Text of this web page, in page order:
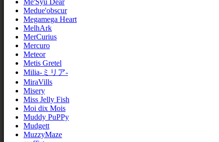
Medue'obscur
Megamega Heart
MelhArk
MerCurius
Mercuro
Meteor
Metis Gretel
Milia-ミリア-
MiraVills
Misery
Miss Jelly Fish
Moi dix Mois
Muddy PuPPy
Mudgett
MuzzyMaze